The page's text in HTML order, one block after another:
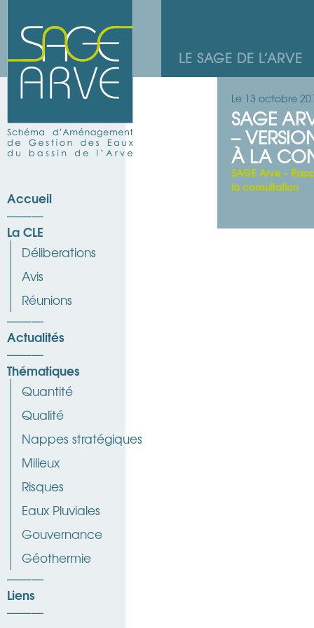
LE SAGE DE L’ARVE
Accueil
La CLE
Déliberations
Avis
Réunions
Actualités
Thématiques
Quantité
Qualité
Nappes stratégiques
Milieux
Risques
Eaux Pluviales
Gouvernance
Géothermie
Liens
Le 13 octobre
SAGE
–
À LA
SAGE Arve -
la consultation